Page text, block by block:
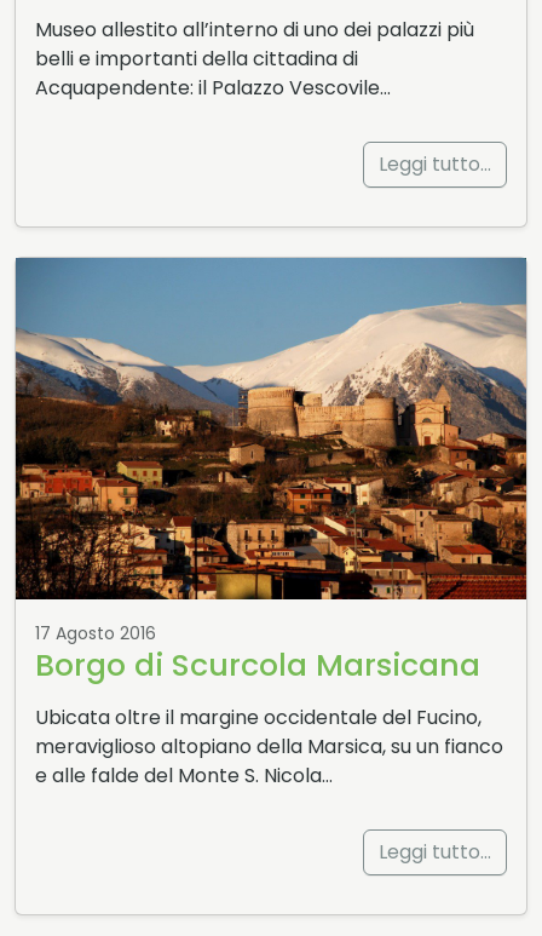
Museo allestito all’interno di uno dei palazzi più
belli e importanti della cittadina di
Acquapendente: il Palazzo Vescovile…
Leggi tutto…
17 Agosto 2016
Borgo di Scurcola Marsicana
Ubicata oltre il margine occidentale del Fucino,
meraviglioso altopiano della Marsica, su un fianco
e alle falde del Monte S. Nicola…
Leggi tutto…